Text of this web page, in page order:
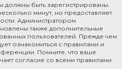
быть зарегистрированы.
минут, но предоставляет
Администратором
также дополнительные
пользователей. Прежде чем
ознакомиться с правилами и
Помните, что ваше
согласие со всеми правилами.